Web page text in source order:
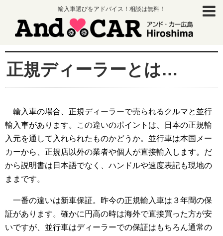
輸入車選びをアドバイス！相談は無料！
正規ディーラーとは…
輸入車の場合、正規ディーラーで売られるクルマと並行
輸入車があります。この違いのポイントは、日本の正規輸
入元を通して入れられたものかどうか。並行車は本国メー
カーから、正規店以外の業者や個人が直接輸入します。だ
から説明書は日本語でなく、ハンドルや速度表記も現地の
ままです。
一番の違いは新車保証。昨今の正規輸入車は３年間の保
証があります。確かに円高の時は海外で直接買った方が安
いですが、並行車はディーラーでの保証はもちろん通常の